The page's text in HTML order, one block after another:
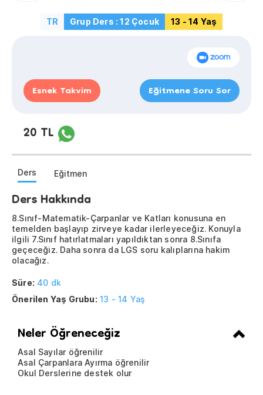
TR Grup Ders : 12 Çocuk 13 - 14 Yaş
Esnek Takvim Eğitmene Soru Sor
20 TL
Ders Eğitmen
Ders Hakkında
8.Sınıf-Matematik-Çarpanlar ve Katları konusuna en
temelden başlayıp zirveye kadar ilerleyeceğiz. Konuyla
ilgili 7.Sınıf hatırlatmaları yapıldıktan sonra 8.Sınıfa
geçeceğiz. Daha sonra da LGS soru kalıplarına hakim
olacağız.
Süre: 40 dk
Önerilen Yaş Grubu: 13 - 14 Yaş
Neler Öğreneceğiz
Asal Sayılar öğrenilir
Asal Çarpanlara Ayırma öğrenilir
Okul Derslerine destek olur